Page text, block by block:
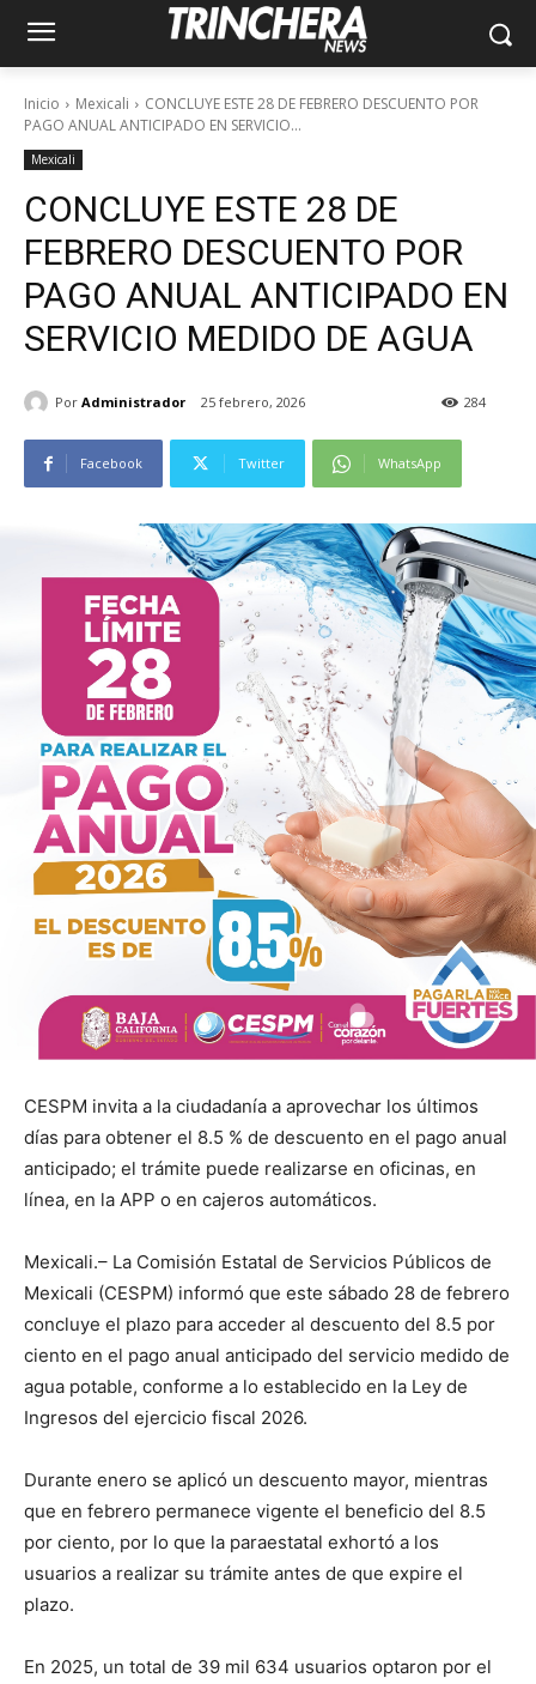
Inicio Mexicali
CONCLUYE ESTE 28 DE FEBRERO DESCUENTO POR
PAGO ANUAL ANTICIPADO EN SERVICIO...
Mexicali
CONCLUYE ESTE 28 DE
FEBRERO DESCUENTO POR
PAGO ANUAL ANTICIPADO EN
SERVICIO MEDIDO DE AGUA
Por Administrador 25 febrero, 2026 284
Facebook Twitter WhatsApp
CESPM invita a la ciudadanía a aprovechar los últimos
días para obtener el 8.5 % de descuento en el pago anual
anticipado; el trámite puede realizarse en oficinas, en
línea, en la APP o en cajeros automáticos.
Mexicali.– La Comisión Estatal de Servicios Públicos de
Mexicali (CESPM) informó que este sábado 28 de febrero
concluye el plazo para acceder al descuento del 8.5 por
ciento en el pago anual anticipado del servicio medido de
agua potable, conforme a lo establecido en la Ley de
Ingresos del ejercicio fiscal 2026.
Durante enero se aplicó un descuento mayor, mientras
que en febrero permanece vigente el beneficio del 8.5
por ciento, por lo que la paraestatal exhortó a los
usuarios a realizar su trámite antes de que expire el
plazo.
En 2025, un total de 39 mil 634 usuarios optaron por el